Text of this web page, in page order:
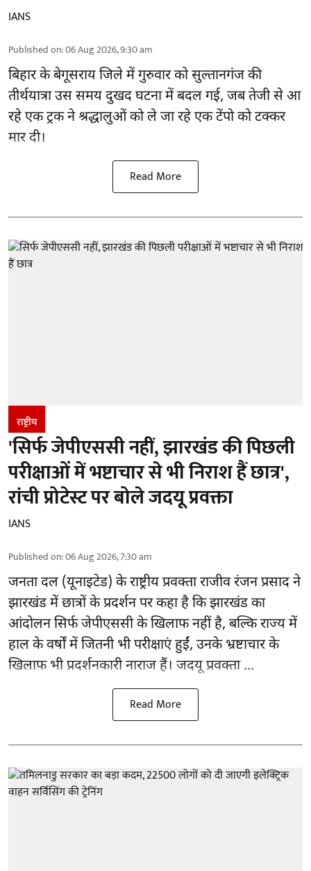
IANS
Published on:06 Aug 2026, 9:30 am
बिहारके बेगूसराय जिले में गुरुवार को सुल्तानगंज की
तीर्थयात्रा उस समय दुखद घटना में बदल गई, जब तेजी से आ
रहे एक ट्रक ने श्रद्धालुओं को ले जा रहे एक टेंपो को टक्कर
मार दी।
Read More
राष्ट्रीय
'सिर्फ जेपीएससी नहीं, झारखंड की पिछली
परीक्षाओं में भष्टाचार से भी निराश हैं छात्र',
रांची प्रोटेस्ट पर बोले जदयू प्रवक्ता
IANS
Published on:06 Aug 2026, 7:30 am
जनता दल (यूनाइटेड) के राष्ट्रीय प्रवक्ता राजीव रंजन प्रसाद ने
झारखंड में छात्रों के प्रदर्शन पर कहा है कि झारखंड का
आंदोलन सिर्फजेपीएससीके खिलाफ नहीं है, बल्कि राज्य में
हाल के वर्षों में जितनी भी परीक्षाएं हुईं, उनके भ्रष्टाचार के
खिलाफ भी प्रदर्शनकारी नाराज हैं। जदयू प्रवक्ता ...
Read More